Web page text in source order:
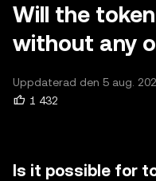
Will the
without any
Uppdaterad den 5 aug.
1 432
Is it possible for